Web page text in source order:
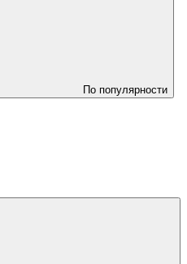
По популярности